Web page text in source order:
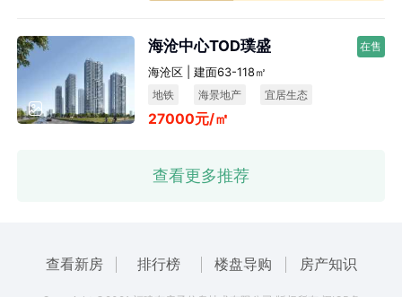
海沧中心TOD璞盛 在售
海沧区 | 建面63-118㎡
地铁 海景地产
宜居生态
养生社区
27000元/㎡
查看更多推荐
查看新房 排行榜 楼盘导购 房产知识